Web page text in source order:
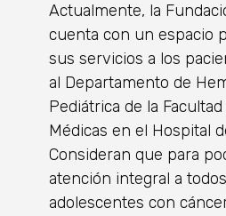
Actualmente, la
cuenta con un espacio
sus servicios a los
al Departamento de
Pediátrica de la
Médicas en el Hospital
Consideran que para
atención integral a
adolescentes con